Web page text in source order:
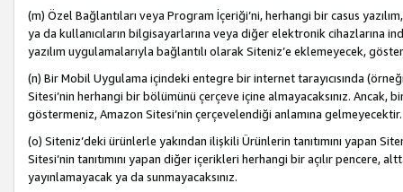
(m) Özel Bağlantıları veya Program İçeriği’ni, herhangi bir casus
ya da kullanıcıların bilgisayarlarına veya diğer elektronik
yazılım uygulamalarıyla bağlantılı olarak Siteniz’e eklemeyecek,
(n) Bir Mobil Uygulama içindeki entegre bir internet tarayıcısında
Sitesi’nin herhangi bir bölümünü çerçeve içine almayacaksınız. Ancak,
göstermeniz, Amazon Sitesi’nin çerçevelendiği anlamına gelmeyecektir.
(o) Siteniz’deki ürünlerle yakından ilişkili Ürünlerin tanıtımını yapan
Sitesi’nin tanıtımını yapan diğer içerikleri herhangi bir açılır pencere,
yayınlamayacak ya da sunmayacaksınız.